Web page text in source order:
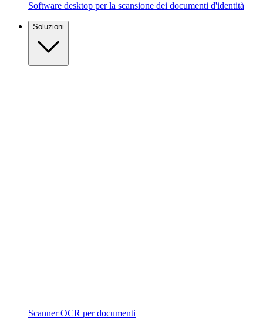
Software desktop per la scansione dei documenti d'identità
Soluzioni
Scanner OCR per documenti